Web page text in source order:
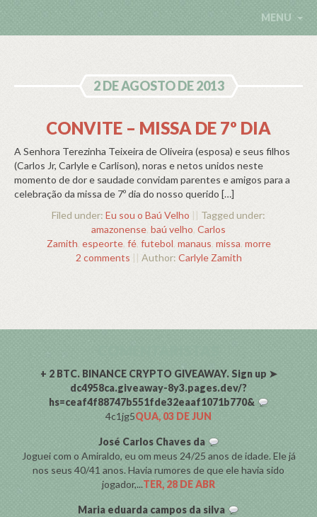
MENU
2 DE AGOSTO DE 2013
CONVITE – MISSA DE 7º DIA
A Senhora Terezinha Teixeira de Oliveira (esposa) e seus filhos
(Carlos Jr, Carlyle e Carlison), noras e netos unidos neste
momento de dor e saudade convidam parentes e amigos para a
celebração da missa de 7º dia do nosso querido […]
Filed under: Eu sou o Baú Velho || Tagged under:
amazonense, baú velho, Carlos
Zamith, espeorte, fé, futebol, manaus, missa, morre
2 comments || Author: Carlyle Zamith
+ 2 BTC. BINANCE CRYPTO GIVEAWAY. Sign up ➤
dc4958ca.giveaway-8y3.pages.dev/?
hs=ceaf4f88747b551fde32eaaf1071b770&
4c1jg5QUA, 03 DE JUN
José Carlos Chaves da
Joguei com o Amiraldo, eu om meus 24/25 anos de idade. Ele já
nos seus 40/41 anos. Havia rumores de que ele havia sido
jogador,...TER, 28 DE ABR
Maria eduarda campos da silva